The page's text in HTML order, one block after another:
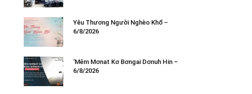
Yêu Thương Người Nghèo Khổ –
6/8/2026
‘Mêm Mơnat Kơ Bơngai Dơnuh Hin –
6/8/2026